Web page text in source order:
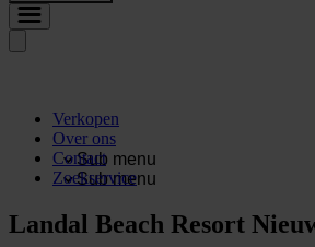
Verkopen
Over ons
Sub menu
Contact
Sub menu
Zoekservice
Landal Beach Resort